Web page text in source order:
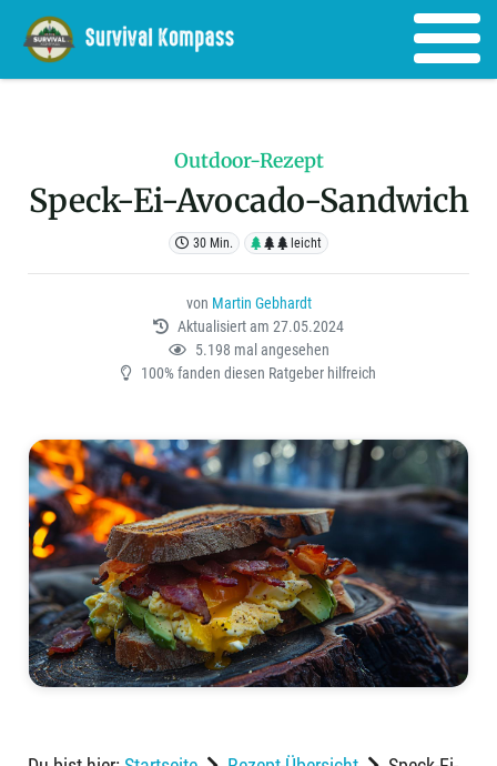
Outdoor-Rezept
Speck-Ei-Avocado-Sandwich
30 Min. leicht
von Martin Gebhardt
Aktualisiert am 27.05.2024
5.198 mal angesehen
100% fanden diesen Ratgeber hilfreich